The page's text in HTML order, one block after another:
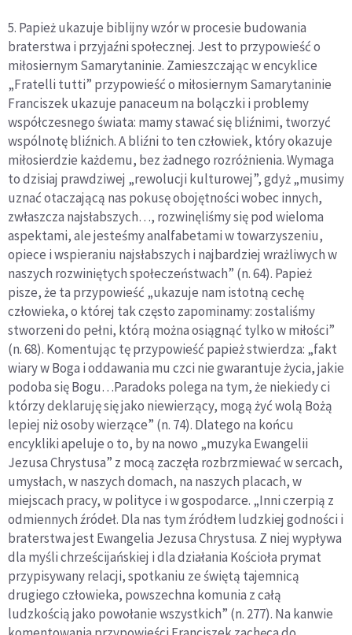
5. Papież ukazuje biblijny wzór w procesie budowania
braterstwa i przyjaźni społecznej. Jest to przypowieść o
miłosiernym Samarytaninie. Zamieszczając w encyklice
„Fratelli tutti” przypowieść o miłosiernym Samarytaninie
Franciszek ukazuje panaceum na bolączki i problemy
współczesnego świata: mamy stawać się bliźnimi, tworzyć
wspólnotę bliźnich. A bliźni to ten człowiek, który okazuje
miłosierdzie każdemu, bez żadnego rozróżnienia. Wymaga
to dzisiaj prawdziwej „rewolucji kulturowej”, gdyż „musimy
uznać otaczającą nas pokusę obojętności wobec innych,
zwłaszcza najsłabszych…, rozwinęliśmy się pod wieloma
aspektami, ale jesteśmy analfabetami w towarzyszeniu,
opiece i wspieraniu najsłabszych i najbardziej wrażliwych w
naszych rozwiniętych społeczeństwach” (n. 64). Papież
pisze, że ta przypowieść „ukazuje nam istotną cechę
człowieka, o której tak często zapominamy: zostaliśmy
stworzeni do pełni, którą można osiągnąć tylko w miłości”
(n. 68). Komentując tę przypowieść papież stwierdza: „fakt
wiary w Boga i oddawania mu czci nie gwarantuje życia, jakie
podoba się Bogu…Paradoks polega na tym, że niekiedy ci
którzy deklaruję się jako niewierzący, mogą żyć wolą Bożą
lepiej niż osoby wierzące” (n. 74). Dlatego na końcu
encykliki apeluje o to, by na nowo „muzyka Ewangelii
Jezusa Chrystusa” z mocą zaczęła rozbrzmiewać w sercach,
umysłach, w naszych domach, na naszych placach, w
miejscach pracy, w polityce i w gospodarce. „Inni czerpią z
odmiennych źródeł. Dla nas tym źródłem ludzkiej godności i
braterstwa jest Ewangelia Jezusa Chrystusa. Z niej wypływa
dla myśli chrześcijańskiej i dla działania Kościoła prymat
przypisywany relacji, spotkaniu ze świętą tajemnicą
drugiego człowieka, powszechna komunia z całą
ludzkością jako powołanie wszystkich” (n. 277). Na kanwie